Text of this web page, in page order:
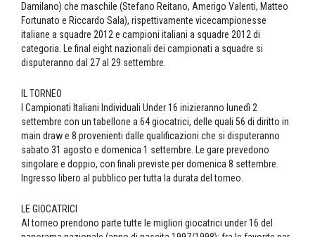
Damilano) che maschile (Stefano Reitano, Amerigo Valenti, Matteo
Fortunato e Riccardo Sala), rispettivamente vicecampionesse
italiane a squadre 2012 e campioni italiani a squadre 2012 di
categoria. Le final eight nazionali dei campionati a squadre si
disputeranno dal 27 al 29 settembre.
IL TORNEO
I Campionati Italiani Individuali Under 16 inizieranno lunedì 2
settembre con un tabellone a 64 giocatrici, delle quali 56 di diritto in
main draw e 8 provenienti dalle qualificazioni che si disputeranno
sabato 31 agosto e domenica 1 settembre. Le gare prevedono
singolare e doppio, con finali previste per domenica 8 settembre.
Ingresso libero al pubblico per tutta la durata del torneo.
LE GIOCATRICI
Al torneo prendono parte tutte le migliori giocatrici under 16 del